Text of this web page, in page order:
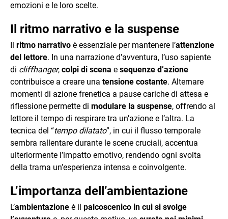
emozioni e le loro scelte.
Il ritmo narrativo e la suspense
Il ritmo narrativo è essenziale per mantenere l’attenzione
del lettore. In una narrazione d’avventura, l’uso sapiente
di cliffhanger, colpi di scena e sequenze d’azione
contribuisce a creare una tensione costante. Alternare
momenti di azione frenetica a pause cariche di attesa e
riflessione permette di modulare la suspense, offrendo al
lettore il tempo di respirare tra un’azione e l’altra. La
tecnica del “tempo dilatato”, in cui il flusso temporale
sembra rallentare durante le scene cruciali, accentua
ulteriormente l’impatto emotivo, rendendo ogni svolta
della trama un’esperienza intensa e coinvolgente.
L’importanza dell’ambientazione
L’ambientazione è il palcoscenico in cui si svolge